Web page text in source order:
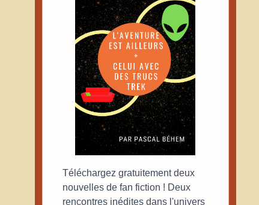
Téléchargez gratuitement deux
nouvelles de fan fiction ! Deux
rencontres inédites dans l'univers